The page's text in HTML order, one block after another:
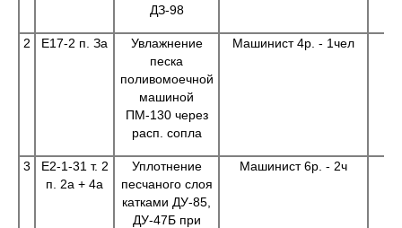
ДЗ-98
2 Е17-2 п. За
Увлажнение
песка
поливомоечной
машиной
ПМ-130 через
расп. сопла
Машинист 4р. - 1чел
3
Е2-1-31 т. 2
п. 2а + 4а
Уплотнение
песчаного слоя
катками ДУ-85,
ДУ-47Б при
Машинист 6р. - 2ч